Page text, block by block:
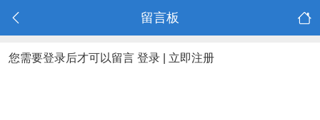
留言板
您需要登录后才可以留言 登录 立即注册